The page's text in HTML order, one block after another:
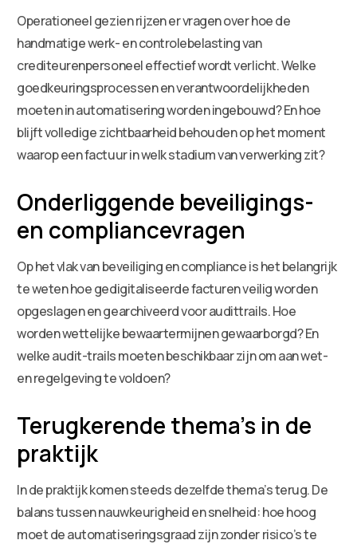
Operationeel gezien rijzen er vragen over hoe de
handmatige werk- en controlebelasting van
crediteurenpersoneel effectief wordt verlicht. Welke
goedkeuringsprocessen en verantwoordelijkheden
moeten in automatisering worden ingebouwd? En hoe
blijft volledige zichtbaarheid behouden op het moment
waarop een factuur in welk stadium van verwerking zit?
Onderliggende beveiligings-
en compliancevragen
Op het vlak van beveiliging en compliance is het belangrijk
te weten hoe gedigitaliseerde facturen veilig worden
opgeslagen en gearchiveerd voor audittrails. Hoe
worden wettelijke bewaartermijnen gewaarborgd? En
welke audit-trails moeten beschikbaar zijn om aan wet-
en regelgeving te voldoen?
Terugkerende thema’s in de
praktijk
In de praktijk komen steeds dezelfde thema’s terug. De
balans tussen nauwkeurigheid en snelheid: hoe hoog
moet de automatiseringsgraad zijn zonder risico’s te